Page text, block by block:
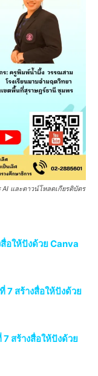
และดาวน์โหลดเกียรติบัตร
อให้ปังด้วย Canva
7 สร้างสื่อให้ปังด้วย
สร้างสื่อให้ปังด้วย